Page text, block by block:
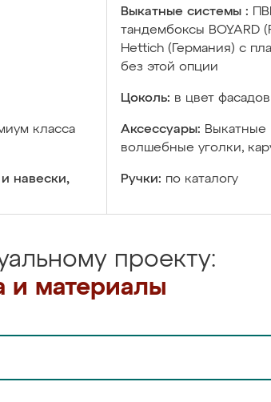
Выкатные системы :
тандембоксы BOYARD
Hettich (Германия) с
без этой опции
Цоколь: в цвет
класса
Аксессуары: Выкатные
волшебные уголки,
навески,
Ручки: по каталогу
проекту:
и материалы